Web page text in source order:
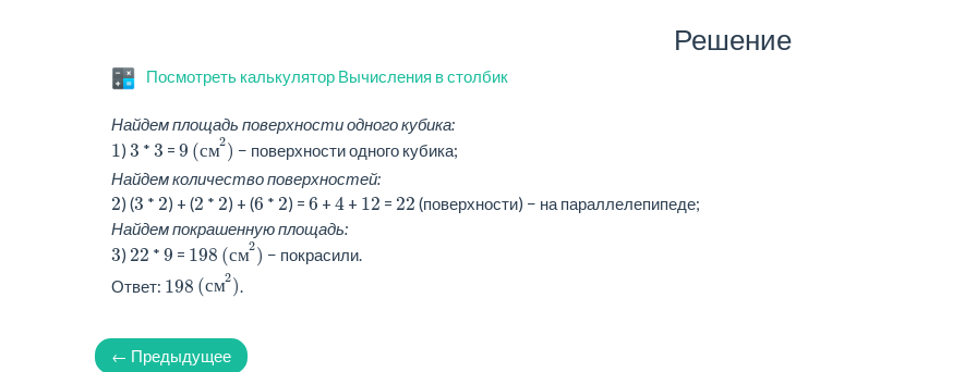
Решение
Посмотреть калькулятор Вычисления в столбик
Найдем площадь поверхности одного кубика:
1) 3 * 3 = 9 (см2)
(см2)
− поверхности одного кубика;
Найдем количество поверхностей:
2) (3 * 2) + (2 * 2) + (6 * 2) = 6 + 4 + 12 = 22 (поверхности) − на параллелепипеде;
Найдем покрашенную площадь:
3) 22 * 9 = 198 (см2)
(см2)
− покрасили.
Ответ: 198 (см2)
(с м2
← Предыдущее